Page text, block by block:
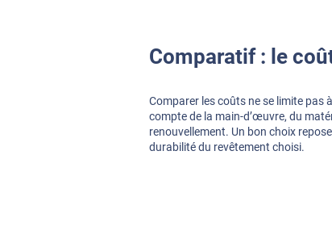
Comparatif : le
Comparer les coûts ne se limite pas
compte de la main-d’œuvre, du
renouvellement. Un bon choix
durabilité du revêtement choisi.